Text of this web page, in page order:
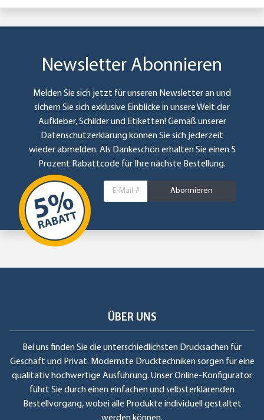
Newsletter Abonnieren
Melden Sie sich jetzt für unseren Newsletter an und
sichern Sie sich exklusive Einblicke in unsere Welt der
Aufkleber, Schilder und Etiketten! Gemäß unserer
Datenschutzerklärung können Sie sich jederzeit
wieder abmelden. Als Dankeschön erhalten Sie einen 5
Prozent Rabattcode für Ihre nächste Bestellung.
Abonnieren
ÜBER UNS
Bei uns finden Sie die unterschiedlichsten Drucksachen für
Geschäft und Privat. Modernste Drucktechniken sorgen für eine
qualitativ hochwertige Ausführung. Unser Online-Konfigurator
führt Sie durch einen einfachen und selbsterklärenden
Bestellvorgang, wobei alle Produkte individuell gestaltet